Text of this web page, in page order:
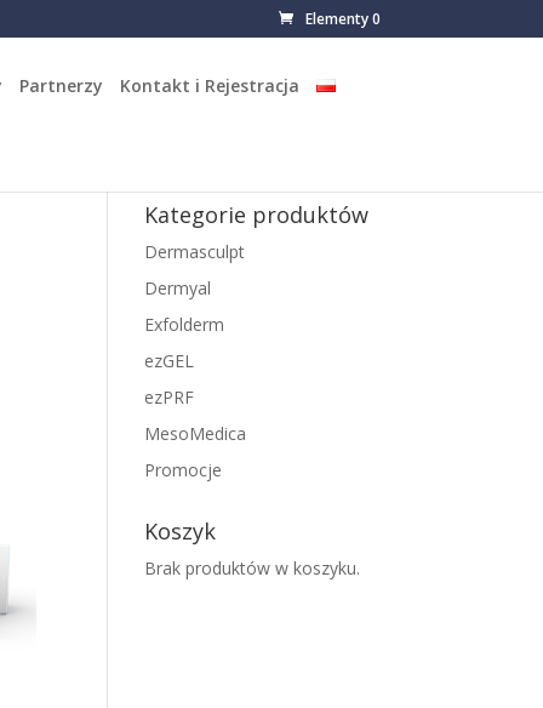
Elementy 0
Partnerzy Kontakt i Rejestracja
Kategorie produktów
Dermasculpt
Dermyal
Exfolderm
ezGEL
ezPRF
MesoMedica
Promocje
Koszyk
Brak produktów w koszyku.